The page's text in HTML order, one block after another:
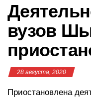
вузов
28 августа, 2020
Приостановлена